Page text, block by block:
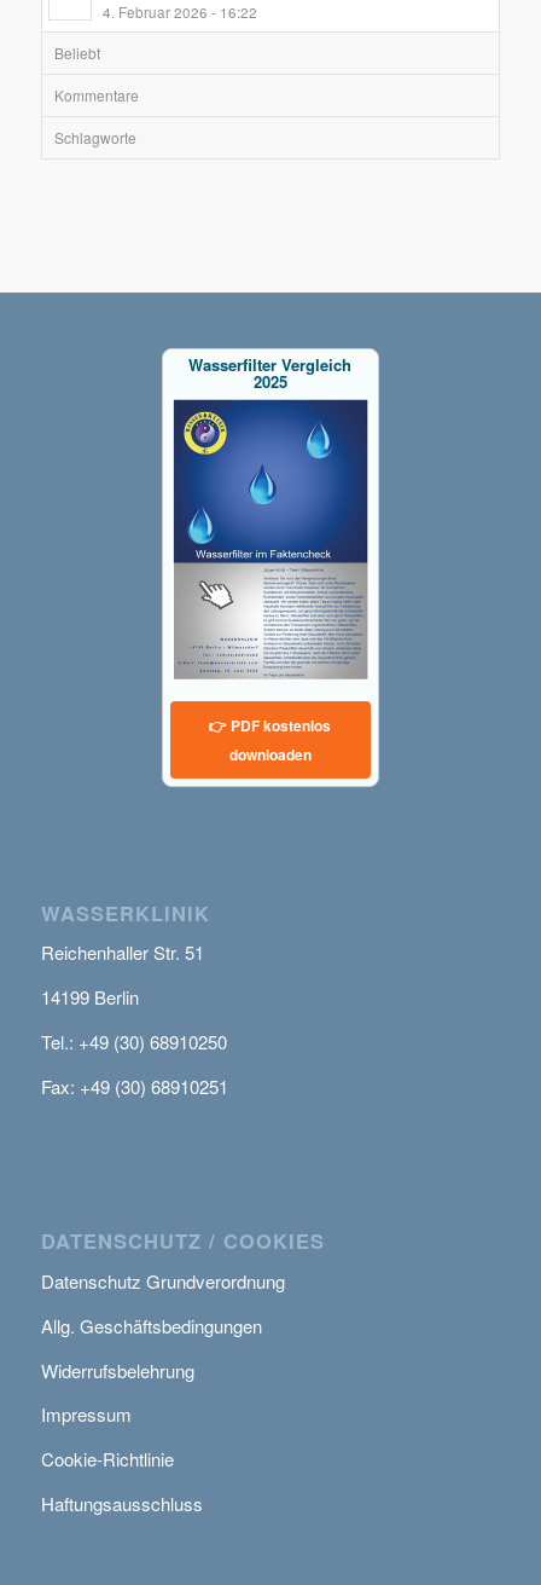
4. Februar 2026 - 16:22
Beliebt
Kommentare
Schlagworte
Wasserfilter Vergleich
2025
👉 PDF kostenlos
downloaden
WASSERKLINIK
Reichenhaller Str. 51
14199 Berlin
Tel.: +49 (30) 68910250
Fax: +49 (30) 68910251
DATENSCHUTZ / COOKIES
Datenschutz Grundverordnung
Allg. Geschäftsbedingungen
Widerrufsbelehrung
Impressum
Cookie-Richtlinie
Haftungsausschluss